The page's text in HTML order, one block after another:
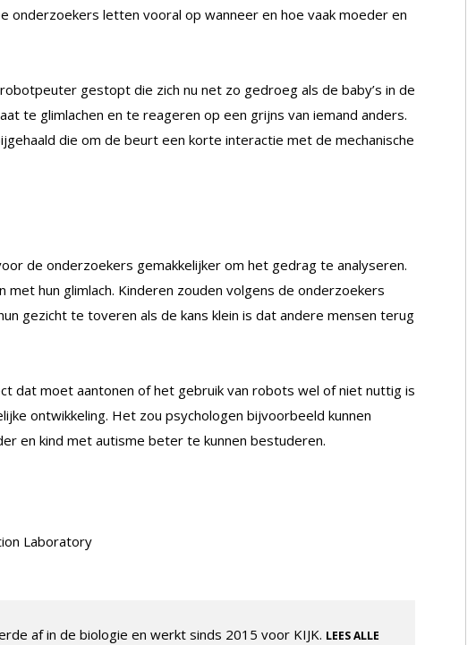
onderzoekers letten vooral op wanneer en hoe vaak moeder en
gestopt die zich nu net zo gedroeg als de baby’s in de
te glimlachen en te reageren op een grijns van iemand anders.
die om de beurt een korte interactie met de mechanische
de onderzoekers gemakkelijker om het gedrag te analyseren.
met hun glimlach. Kinderen zouden volgens de onderzoekers
gezicht te toveren als de kans klein is dat andere mensen terug
dat moet aantonen of het gebruik van robots wel of niet nuttig is
ontwikkeling. Het zou psychologen bijvoorbeeld kunnen
en kind met autisme beter te kunnen bestuderen.
Laboratory
af in de biologie en werkt sinds 2015 voor KIJK. LEES ALLE